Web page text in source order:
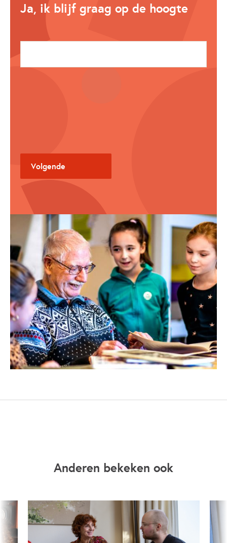
Ja, ik blijf graag op de hoogte
E-mailadres:
Volgende
Anderen bekeken ook